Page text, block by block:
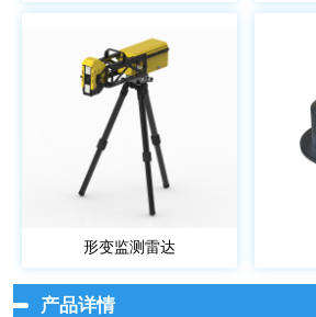
形变监测雷达
产品详情